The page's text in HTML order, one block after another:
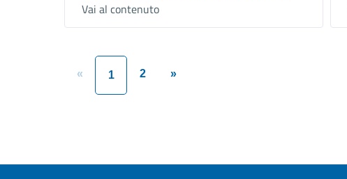
Vai al contenuto
« 1 2 »